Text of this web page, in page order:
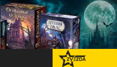
перейти на Zvezda